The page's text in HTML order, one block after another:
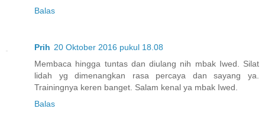
Balas
Prih 20 Oktober 2016 pukul 18.08
Membaca hingga tuntas dan diulang nih mbak Iwed. Silat
lidah yg dimenangkan rasa percaya dan sayang ya.
Trainingnya keren banget. Salam kenal ya mbak Iwed.
Balas